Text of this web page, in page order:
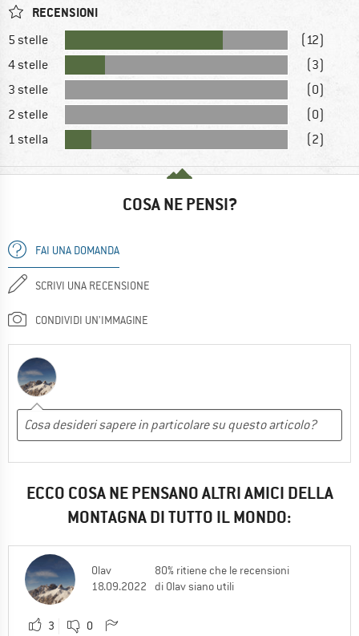
RECENSIONI
5 stelle
(12)
4 stelle
(3)
3 stelle
(0)
2 stelle
(0)
1 stella
(2)
COSA NE PENSI?
FAI UNA DOMANDA
SCRIVI UNA RECENSIONE
CONDIVIDI UN'IMMAGINE
ECCO COSA NE PENSANO ALTRI AMICI DELLA
MONTAGNA DI TUTTO IL MONDO:
Olav
18.09.2022
80% ritiene che le recensioni
di Olav siano utili
3 0